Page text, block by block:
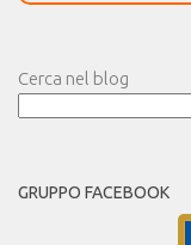
Cerca nel blog
GRUPPO FACEBOOK